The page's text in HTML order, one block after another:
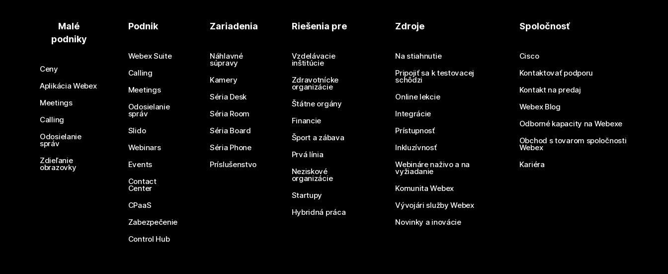
Malé
podniky
Ceny
Aplikácia Webex
Meetings
Calling
Odosielanie
správ
Zdieľanie
obrazovky
Podnik
Webex Suite
Calling
Meetings
Odosielanie
správ
Slido
Webinars
Events
Contact
Center
CPaaS
Zabezpečenie
Control Hub
Zariadenia
Náhlavné
súpravy
Kamery
Séria Desk
Séria Room
Séria Board
Séria Phone
Príslušenstvo
Riešenia pre
Vzdelávacie
inštitúcie
Zdravotnícke
organizácie
Štátne orgány
Financie
Šport a zábava
Prvá línia
Neziskové
organizácie
Startupy
Hybridná práca
Zdroje
Na stiahnutie
Pripojiť sa k testovacej
schôdzi
Online lekcie
Integrácie
Prístupnosť
Inkluzívnosť
Webináre naživo a na
vyžiadanie
Komunita Webex
Vývojári služby Webex
Novinky a inovácie
Spoločnosť
Cisco
Kontaktovať podporu
Kontakt na predaj
Webex Blog
Odborné kapacity na Webexe
Obchod s tovarom spoločnosti
Webex
Kariéra